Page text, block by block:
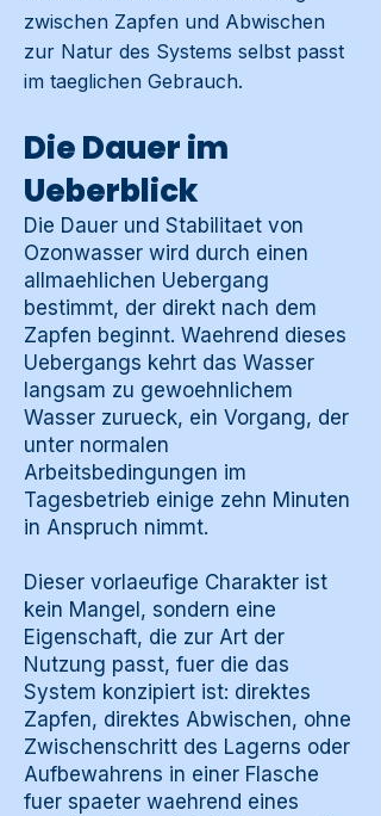
zwischen Zapfen und Abwischen
zur Natur des Systems selbst passt
im taeglichen Gebrauch.
Die Dauer im
Ueberblick
Die Dauer und Stabilitaet von
Ozonwasser wird durch einen
allmaehlichen Uebergang
bestimmt, der direkt nach dem
Zapfen beginnt. Waehrend dieses
Uebergangs kehrt das Wasser
langsam zu gewoehnlichem
Wasser zurueck, ein Vorgang, der
unter normalen
Arbeitsbedingungen im
Tagesbetrieb einige zehn Minuten
in Anspruch nimmt.
Dieser vorlaeufige Charakter ist
kein Mangel, sondern eine
Eigenschaft, die zur Art der
Nutzung passt, fuer die das
System konzipiert ist: direktes
Zapfen, direktes Abwischen, ohne
Zwischenschritt des Lagerns oder
Aufbewahrens in einer Flasche
fuer spaeter waehrend eines